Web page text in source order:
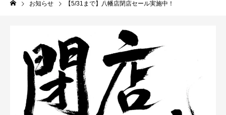
お知らせ 【5/31まで】八幡店閉店セール実施中！